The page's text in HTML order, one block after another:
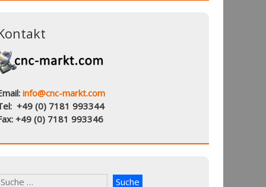
info@cnc-markt.com
+49 (0) 7181 993344
+49 (0) 7181 993346